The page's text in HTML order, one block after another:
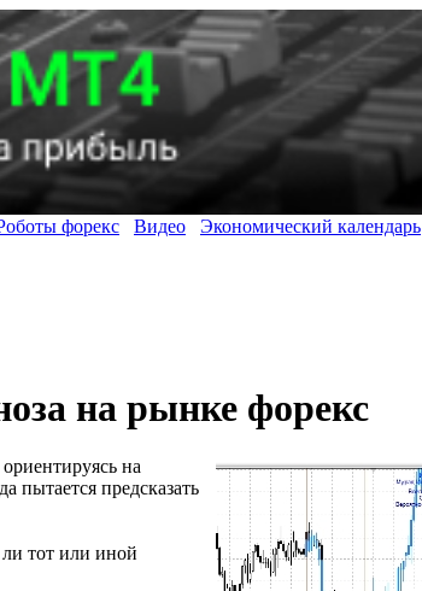
форекс Видео Экономический календарь
на рынке форекс
на
пытается предсказать
ли тот или иной